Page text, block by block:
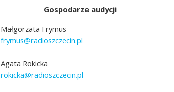
Gospodarze audycji
Małgorzata Frymus
frymus@radioszczecin.pl
Agata Rokicka
rokicka@radioszczecin.pl